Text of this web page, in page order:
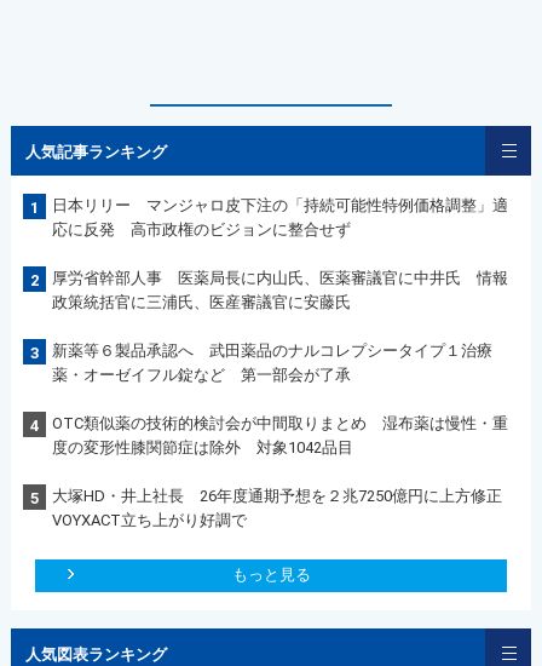
人気記事ランキング
1
日本リリー マンジャロ皮下注の「持続可能性特例価格調整」適
応に反発 高市政権のビジョンに整合せず
2
厚労省幹部人事 医薬局長に内山氏、医薬審議官に中井氏 情報
政策統括官に三浦氏、医産審議官に安藤氏
3
新薬等６製品承認へ 武田薬品のナルコレプシータイプ１治療
薬・オーゼイフル錠など 第一部会が了承
4
OTC類似薬の技術的検討会が中間取りまとめ 湿布薬は慢性・重
度の変形性膝関節症は除外 対象1042品目
5
大塚HD・井上社長 26年度通期予想を２兆7250億円に上方修正
VOYXACT立ち上がり好調で
もっと見る
人気図表ランキング